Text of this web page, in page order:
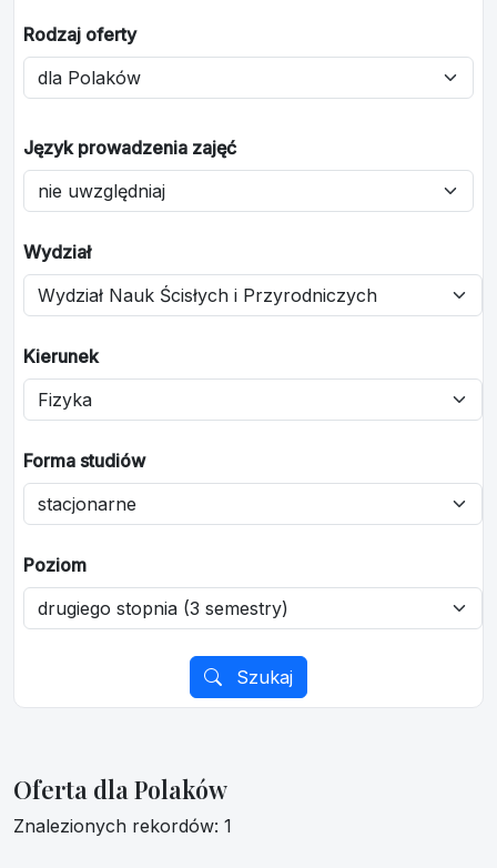
Rodzaj oferty
Język prowadzenia zajęć
Wydział
Kierunek
Forma studiów
Poziom
Szukaj
Oferta dla Polaków
Znalezionych rekordów: 1